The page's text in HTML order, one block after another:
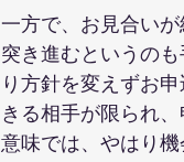
一方で、お見合い
突き進むというの
り方針を変えずお
きる相手が限られ
意味では、やはり